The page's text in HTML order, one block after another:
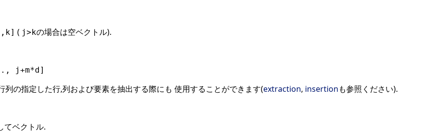
( j>kの場合は空ベクトル).
j+m*d]
列の指定した行,列および要素を抽出する際にも 使用することができます(extraction, insertionも参照ください).
てベクトル.